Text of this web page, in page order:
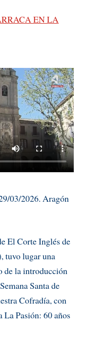
EN LA
03/2026. Aragón
El Corte Inglés de
tuvo lugar una
de la introducción
Santa de
Cofradía, con
Pasión: 60 años